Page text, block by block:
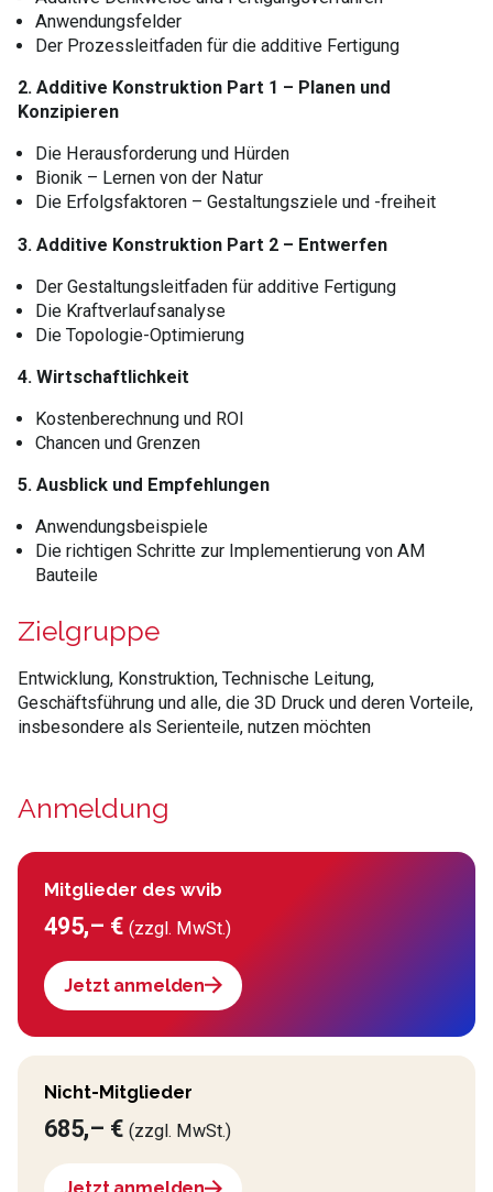
Anwendungsfelder
Der Prozessleitfaden für die additive Fertigung
2. Additive Konstruktion Part 1 – Planen und
Konzipieren
Die Herausforderung und Hürden
Bionik – Lernen von der Natur
Die Erfolgsfaktoren – Gestaltungsziele und -freiheit
3. Additive Konstruktion Part 2 – Entwerfen
Der Gestaltungsleitfaden für additive Fertigung
Die Kraftverlaufsanalyse
Die Topologie-Optimierung
4. Wirtschaftlichkeit
Kostenberechnung und ROI
Chancen und Grenzen
5. Ausblick und Empfehlungen
Anwendungsbeispiele
Die richtigen Schritte zur Implementierung von AM
Bauteile
Zielgruppe
Entwicklung, Konstruktion, Technische Leitung,
Geschäftsführung und alle, die 3D Druck und deren Vorteile,
insbesondere als Serienteile, nutzen möchten
Anmeldung
Mitglieder des wvib
495,– €(zzgl. MwSt.)
Jetzt anmelden
Nicht-Mitglieder
685,– €(zzgl. MwSt.)